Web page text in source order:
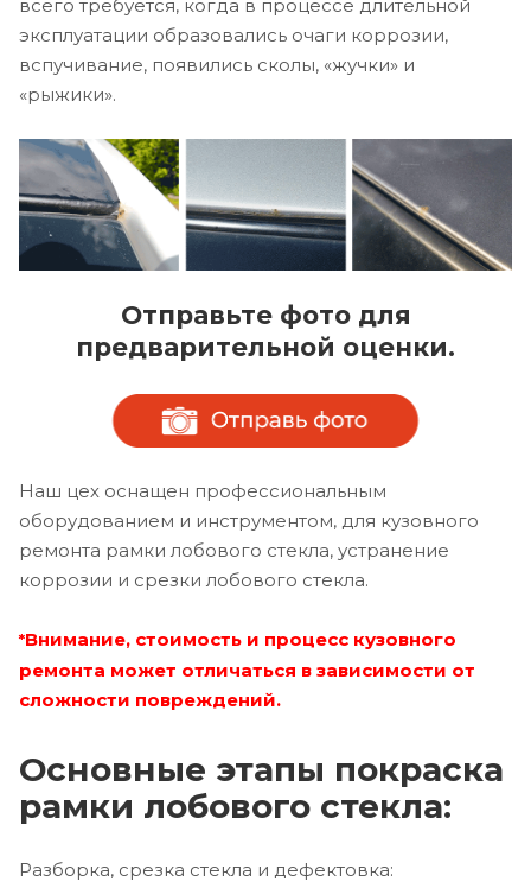
всего требуется, когда в процессе длительной
эксплуатации образовались очаги коррозии,
вспучивание, появились сколы, «жучки» и
«рыжики».
Отправьте фото для
предварительной оценки.
Наш цех оснащен профессиональным
оборудованием и инструментом, для кузовного
ремонта рамки лобового стекла, устранение
коррозии и срезки лобового стекла.
*Внимание, стоимость и процесс кузовного
ремонта может отличаться в зависимости от
сложности повреждений.
Основные этапы покраска
рамки лобового стекла:
Разборка, срезка стекла и дефектовка: